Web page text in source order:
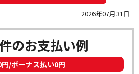
2026年07月31日
のお支払い例
/ボーナス払い0円